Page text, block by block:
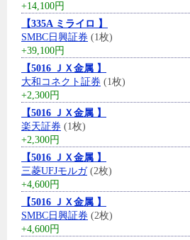
+14,100円
【335A ミライロ 】
SMBC日興証券 (1枚)
+39,100円
【5016 ＪＸ金属 】
大和コネクト証券 (1枚)
+2,300円
【5016 ＪＸ金属 】
楽天証券 (1枚)
+2,300円
【5016 ＪＸ金属 】
三菱UFJモルガ(2枚)
+4,600円
【5016 ＪＸ金属 】
SMBC日興証券 (2枚)
+4,600円